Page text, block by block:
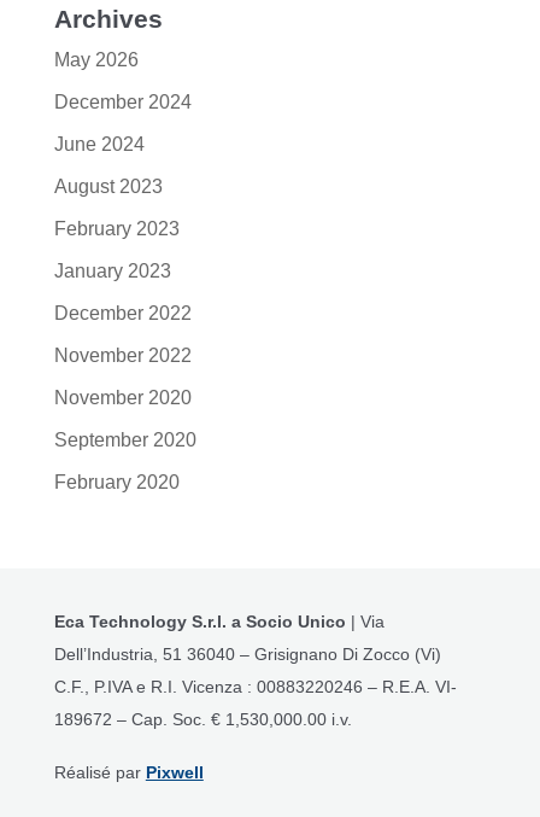
Archives
May 2026
December 2024
June 2024
August 2023
February 2023
January 2023
December 2022
November 2022
November 2020
September 2020
February 2020
Eca Technology S.r.l. a Socio Unico | Via
Dell’Industria, 51 36040 – Grisignano Di Zocco (Vi)
C.F., P.IVA e R.I. Vicenza : 00883220246 – R.E.A. VI-
189672 – Cap. Soc. € 1,530,000.00 i.v.
Réalisé par Pixwell